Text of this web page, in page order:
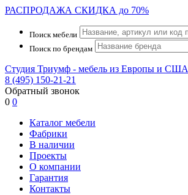
РАСПРОДАЖА СКИДКА до 70%
Поиск мебели
Поиск по брендам
Студия Триумф - мебель из Европы и США
8 (495) 150-21-21
Обратный звонок
0 0
Каталог мебели
Фабрики
В наличии
Проекты
О компании
Гарантия
Контакты